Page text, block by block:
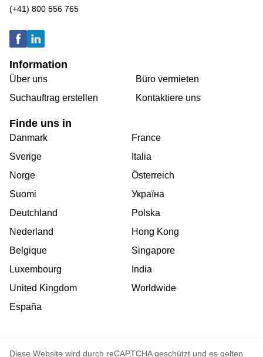
(+41) 800 556 765
Information
Über uns
Suchauftrag erstellen
Büro vermieten
Kontaktiere uns
Finde uns in
Danmark
Sverige
Norge
Suomi
Deutchland
Nederland
Belgique
Luxembourg
United Kingdom
España
France
Italia
Österreich
Україна
Polska
Hong Kong
Singapore
India
Worldwide
Diese Website wird durch reCAPTCHA geschützt und es gelten